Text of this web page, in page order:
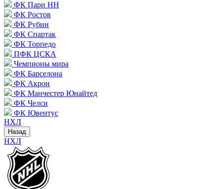
ФК Пари НН
ФК Ростов
ФК Рубин
ФК Спартак
ФК Торпедо
ПФК ЦСКА
Чемпионы мира
ФК Барселона
ФК Акрон
ФК Манчестер Юнайтед
ФК Челси
ФК Ювентус
НХЛ
Назад
НХЛ